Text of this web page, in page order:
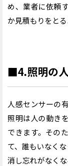
め、業者に依頼
か見積もりをとる
■4.照明の
人感センサーの
照明は人の動き
できます。その
て、誰もいなく
消し忘れがなく